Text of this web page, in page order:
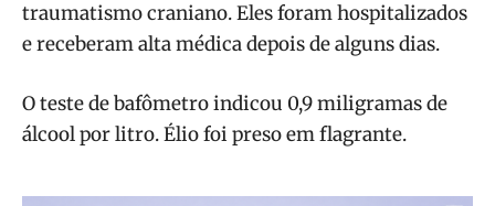
traumatismo craniano. Eles foram hospitalizados
e receberam alta médica depois de alguns dias.
O teste de bafômetro indicou 0,9 miligramas de
álcool por litro. Élio foi preso em flagrante.